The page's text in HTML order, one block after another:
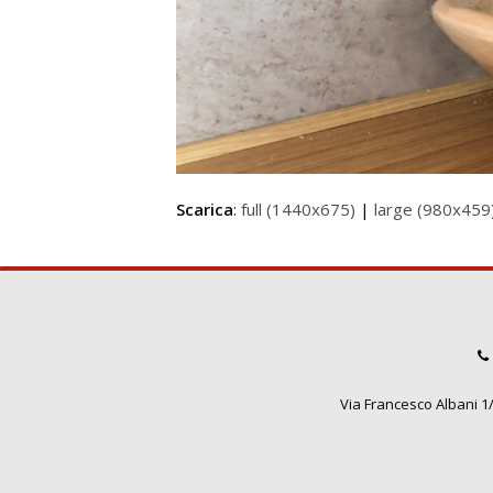
Scarica: full (1440x675) | large
Via Francesco Albani 1/